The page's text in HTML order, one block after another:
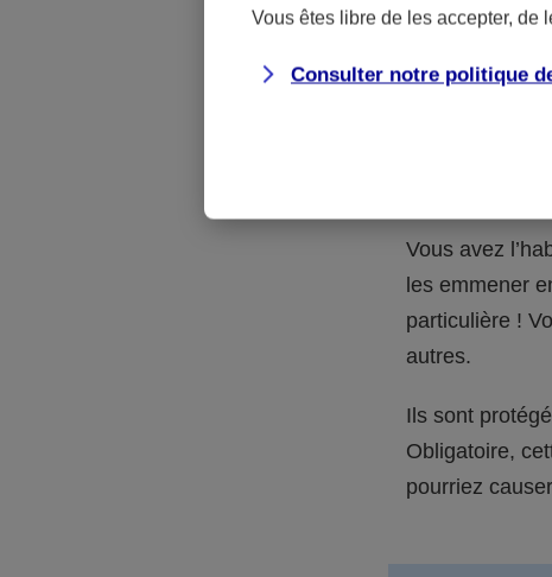
accidents
Situation
Vous avez
les emmener
particulière !
autres.
Ils sont
Obligatoire,
pourriez
Vous êtes libre de les accepter, de
Consulter notre politique